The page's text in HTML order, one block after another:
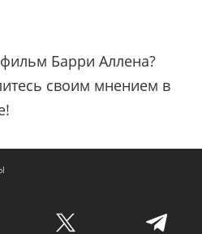
Барри Аллена?
своим мнением в